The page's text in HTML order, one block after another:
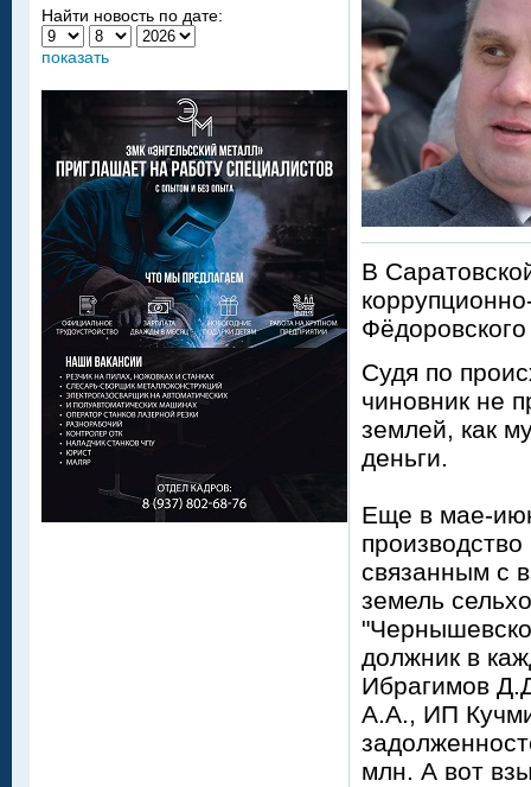
В
Судя по
чиновник не
землей, как
деньги.
Еще в мае-
связанным с
земель
должник в
Ибрагимов
А.А., ИП
млн. А вот
Найти новость по дате:
показать